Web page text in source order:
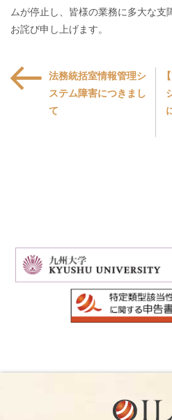
ムが停止し、皆様の業務に多大な支
お詫び申し上げます。
法務統括室情報管理シ
ステム障害につきまし
て